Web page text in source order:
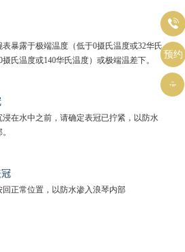
暴露于极端温度（低于0摄氏温度或32华氏
氏温度或140华氏温度）或极端温差下。
浸在水中之前，请确定表冠已拧紧，以防水
回正常位置，以防水渗入浪琴内部

预约
